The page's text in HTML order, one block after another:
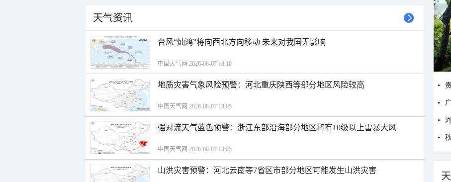
天气资讯
台风“灿鸿”将向西北方向移动 未来对我国无影响
中国天气网 2026-08-07 18:10
地质灾害气象风险预警：河北重庆陕西等部分地区风险较高
中国天气网 2026-08-07 18:05
强对流天气蓝色预警：浙江东部沿海部分地区将有10级以上雷暴大风
中国天气网 2026-08-07 18:05
山洪灾害预警：河北云南等7省区市部分地区可能发生山洪灾害